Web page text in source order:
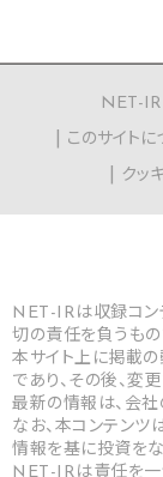
NET-IR
このサイトに
クッ
NET-IRは収録コン
切の責任を負うもの
本サイト上に掲載の
であり、その後、変
最新の情報は、会社
なお、本コンテンツ
情報を基に投資を
NET-IRは責任を一